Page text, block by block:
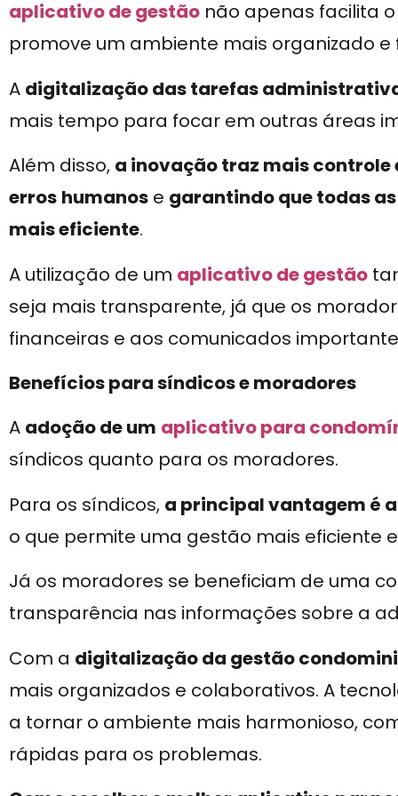
aplicativo de gestão não apenas facilita
promove um ambiente mais organizado e
A digitalização das tarefas
mais tempo para focar em outras áreas
Além disso, a inovação traz mais controle
erros humanos e garantindo que todas
mais eficiente.
A utilização de um aplicativo de gestão
seja mais transparente, já que os
financeiras e aos comunicados
Benefícios para síndicos e moradores
A adoção de um aplicativo para
síndicos quanto para os moradores.
Para os síndicos, a principal vantagem é
o que permite uma gestão mais eficiente
Já os moradores se beneficiam de uma
transparência nas informações sobre a
Com a digitalização da gestão
mais organizados e colaborativos. A
a tornar o ambiente mais harmonioso,
rápidas para os problemas.